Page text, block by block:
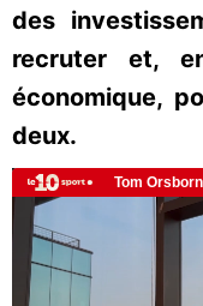
des
recruter et,
économique,
deux.